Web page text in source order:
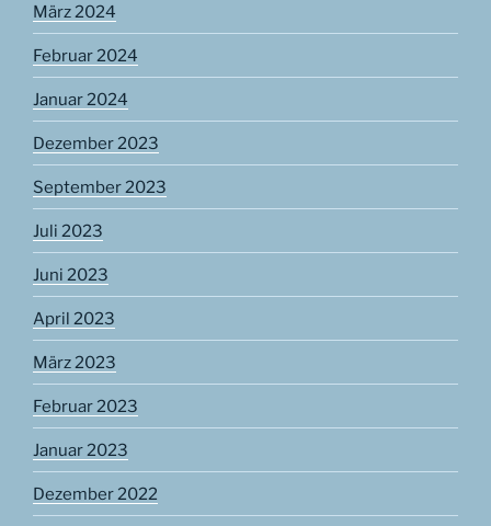
März 2024
Februar 2024
Januar 2024
Dezember 2023
September 2023
Juli 2023
Juni 2023
April 2023
März 2023
Februar 2023
Januar 2023
Dezember 2022